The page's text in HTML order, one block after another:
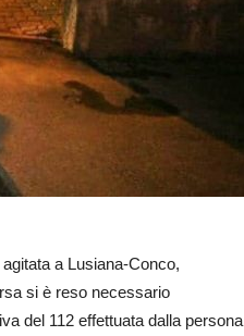
a Lusiana-Conco,
si è reso necessario
del 112 effettuata dalla persona